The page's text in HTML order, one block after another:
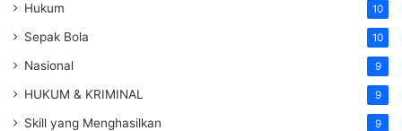
Hukum 10
Sepak Bola 10
Nasional 9
HUKUM & KRIMINAL 9
Skill yang Menghasilkan 9